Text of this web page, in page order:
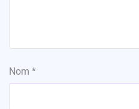
Nom *